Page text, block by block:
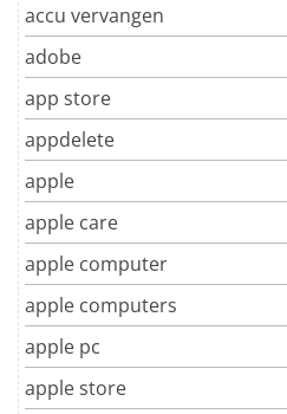
accu vervangen
adobe
app store
appdelete
apple
apple care
apple computer
apple computers
apple pc
apple store